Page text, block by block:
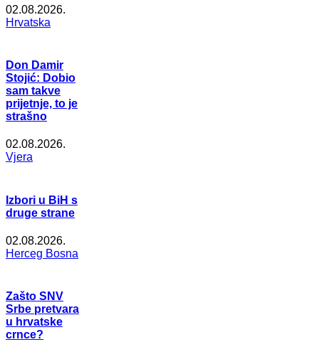
02.08.2026.
Hrvatska
Don Damir
Stojić: Dobio
sam takve
prijetnje, to je
strašno
02.08.2026.
Vjera
Izbori u BiH s
druge strane
02.08.2026.
Herceg Bosna
Zašto SNV
Srbe pretvara
u hrvatske
crnce?